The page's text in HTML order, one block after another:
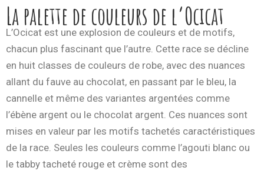
La palette de couleurs de l’Ocicat
L’Ocicat est une explosion de couleurs et de motifs,
chacun plus fascinant que l’autre. Cette race se décline
en huit classes de couleurs de robe, avec des nuances
allant du fauve au chocolat, en passant par le bleu, la
cannelle et même des variantes argentées comme
l’ébène argent ou le chocolat argent. Ces nuances sont
mises en valeur par les motifs tachetés caractéristiques
de la race. Seules les couleurs comme l’agouti blanc ou
le tabby tacheté rouge et crème sont des